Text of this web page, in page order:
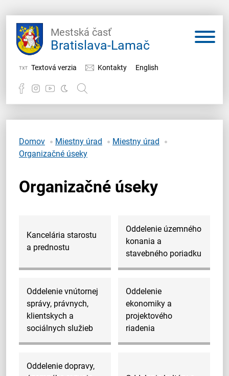
Mestská časť
Bratislava-Lamač
Textová verzia Kontakty English
Samospráva
Miestny úrad
O Lamači
Domov Miestny úrad
Miestny úrad
Organizačné úseky
Organizačné úseky
Kancelária starostu
a prednostu
Oddelenie územného
konania a
stavebného poriadku
Oddelenie vnútornej
správy, právnych,
klientskych a
sociálnych služieb
Oddelenie
ekonomiky a
projektového
riadenia
Oddelenie dopravy,